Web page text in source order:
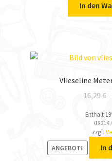
In den
Vlieseline
16,29€
Enthält
(16,21€
zzgl.
ANGEBOT! In